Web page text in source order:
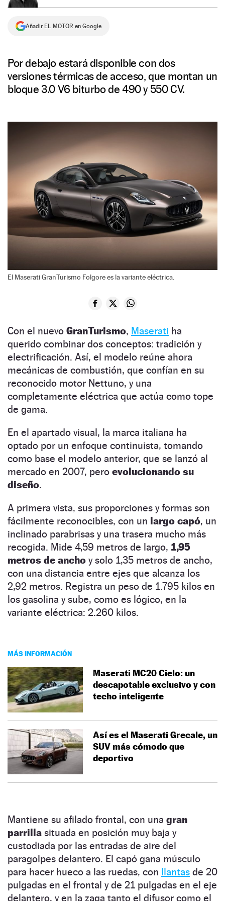
Añadir EL MOTOR en Google
Por debajo estará disponible con dos
versiones térmicas de acceso, que montan un
bloque 3.0 V6 biturbo de 490 y 550 CV.
El Maserati GranTurismo Folgore es la variante eléctrica.
Con el nuevo GranTurismo, Maserati ha
querido combinar dos conceptos: tradición y
electrificación. Así, el modelo reúne ahora
mecánicas de combustión, que confían en su
reconocido motor Nettuno, y una
completamente eléctrica que actúa como tope
de gama.
En el apartado visual, la marca italiana ha
optado por un enfoque continuista, tomando
como base el modelo anterior, que se lanzó al
mercado en 2007, pero evolucionando su
diseño.
A primera vista, sus proporciones y formas son
fácilmente reconocibles, con un largo capó, un
inclinado parabrisas y una trasera mucho más
recogida. Mide 4,59 metros de largo, 1,95
metros de ancho y solo 1,35 metros de ancho,
con una distancia entre ejes que alcanza los
2,92 metros. Registra un peso de 1.795 kilos en
los gasolina y sube, como es lógico, en la
variante eléctrica: 2.260 kilos.
MÁS INFORMACIÓN
Maserati MC20 Cielo: un
descapotable exclusivo y con
techo inteligente
Así es el Maserati Grecale, un
SUV más cómodo que
deportivo
Mantiene su afilado frontal, con una gran
parrilla situada en posición muy baja y
custodiada por las entradas de aire del
paragolpes delantero. El capó gana músculo
para hacer hueco a las ruedas, con llantas de 20
pulgadas en el frontal y de 21 pulgadas en el eje
delantero, y en la zaga tanto el difusor como el